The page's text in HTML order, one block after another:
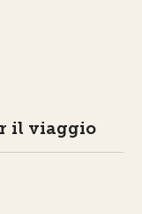
il viaggio